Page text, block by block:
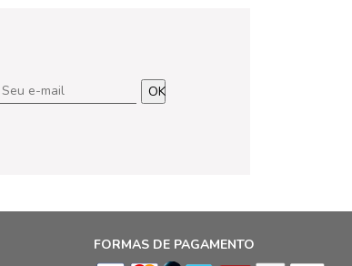
OK
FORMAS DE PAGAMENTO